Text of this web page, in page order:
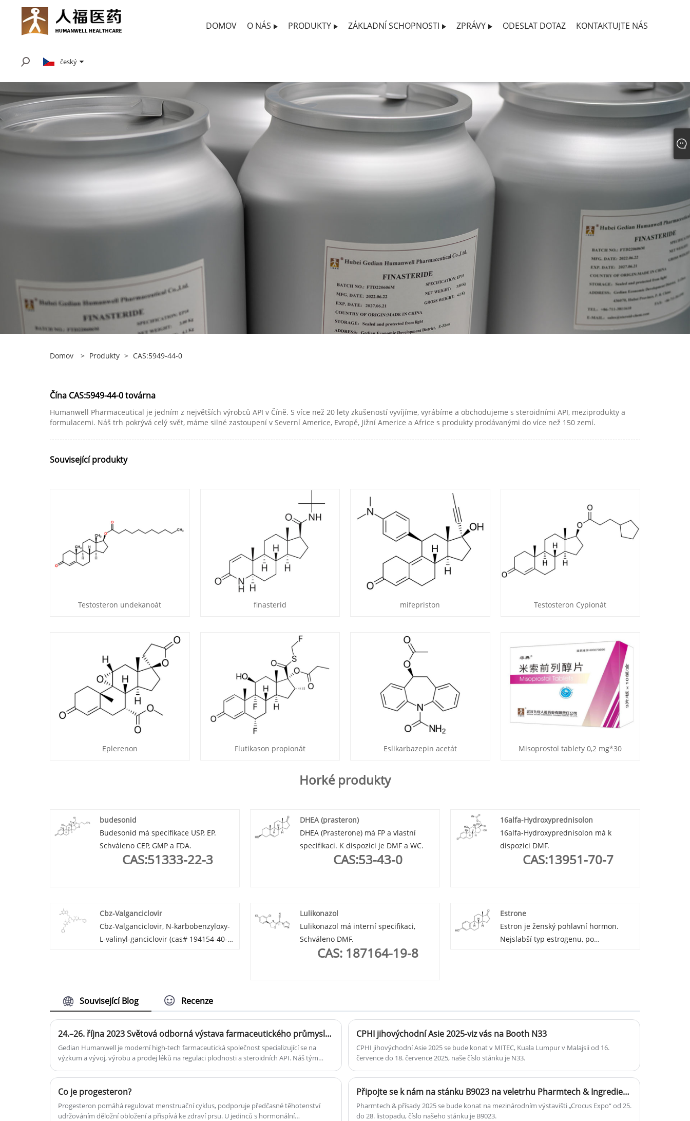
DOMOV O NÁS PRODUKTY ZÁKLADNÍ SCHOPNOSTI ZPRÁVY ODESLAT DOTAZ KONTAKTUJTE NÁS
český
Domov > Produkty > CAS:5949-44-0
Čína CAS:5949-44-0 továrna
Humanwell Pharmaceutical je jedním z největších výrobců API v Číně. S více než 20 lety zkušeností vyvíjíme, vyrábíme a obchodujeme s steroidními API, meziprodukty a
formulacemi. Náš trh pokrývá celý svět, máme silné zastoupení v Severní Americe, Evropě, Jižní Americe a Africe s produkty prodávanými do více než 150 zemí.
Související produkty
Testosteron undekanoát finasterid mifepriston Testosteron Cypionát
Eplerenon Flutikason propionát Eslikarbazepin acetát Misoprostol tablety 0,2 mg*30
Horké produkty
budesonid
Budesonid má specifikace USP, EP.
Schváleno CEP, GMP a FDA.
CAS:51333-22-3
DHEA (prasteron)
DHEA (Prasterone) má FP a vlastní
specifikaci. K dispozici je DMF a WC.
CAS:53-43-0
16alfa-Hydroxyprednisolon
16alfa-Hydroxyprednisolon má k
dispozici DMF.
CAS:13951-70-7
Cbz-Valganciclovir
Cbz-Valganciclovir, N-karbobenzyloxy-
L-valinyl-ganciclovir (cas# 194154-40-0)
Lulikonazol
Lulikonazol má interní specifikaci,
Schváleno DMF.
CAS: 187164-19-8
Estrone
Estron je ženský pohlavní hormon.
Nejslabší typ estrogenu, po
změny nálad.
CAS:53-16-7
Související Blog Recenze
24.–26. října 2023 Světová odborná výstava farmaceutického průmyslu CPHI ve Španělsku
Gedian Humanwell je moderní high-tech farmaceutická společnost specializující se na
výzkum a vývoj, výrobu a prodej léků na regulaci plodnosti a steroidních API. Náš tým
CPHI jihovýchodní Asie 2025-viz vás na Booth N33
CPHI jihovýchodní Asie 2025 se bude konat v MITEC, Kuala Lumpur v Malajsii od 16.
července do 18. července 2025, naše číslo stánku je N33.
Co je progesteron?
Progesteron pomáhá regulovat menstruační cyklus, podporuje předčasné těhotenství
udržováním děložní obložení a přispívá ke zdraví prsu. U jedinců s hormonální
Připojte se k nám na stánku B9023 na veletrhu Pharmtech & Ingredients 2025
​Pharmtech & přísady 2025 se bude konat na mezinárodním výstavišti „Crocus Expo“ od 25.
do 28. listopadu, číslo našeho stánku je B9023.